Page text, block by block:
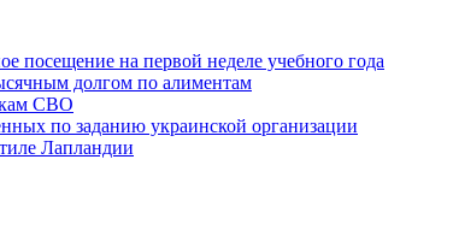
посещение на первой неделе учебного года
долгом по алиментам
СВО
по заданию украинской организации
Лапландии